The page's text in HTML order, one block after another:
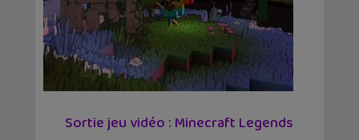
Sortie jeu vidéo : Minecraft Legends